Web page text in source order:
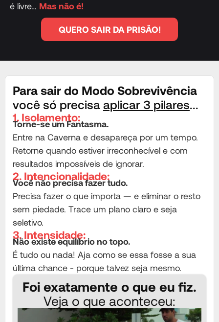
é livre… Mas não é!
QUERO SAIR DA PRISÃO!
Para sair do Modo Sobrevivência
você só precisa aplicar 3 pilares...
1. Isolamento:
Torne-se um Fantasma.
Entre na Caverna e desapareça por um tempo.
Retorne quando estiver irreconhecível e com
resultados impossíveis de ignorar.
2. Intencionalidade:
Você não precisa fazer tudo.
Precisa fazer o que importa — e eliminar o resto
sem piedade. Trace um plano claro e seja
seletivo.
3. Intensidade:
Não existe equilíbrio no topo.
É tudo ou nada! Aja como se essa fosse a sua
última chance - porque talvez seja mesmo.
Foi exatamente o que eu fiz.
Veja o que aconteceu: